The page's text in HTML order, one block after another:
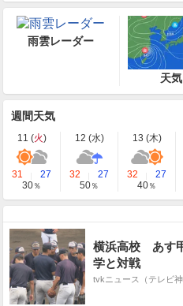
雨雲レーダー
天
週間天気
11 (火) 12 (水) 13 (木)
31
27
30％
32
27
50％
32
27
40％
横浜高校 あす
学と対戦
tvkニュース（テレビ神